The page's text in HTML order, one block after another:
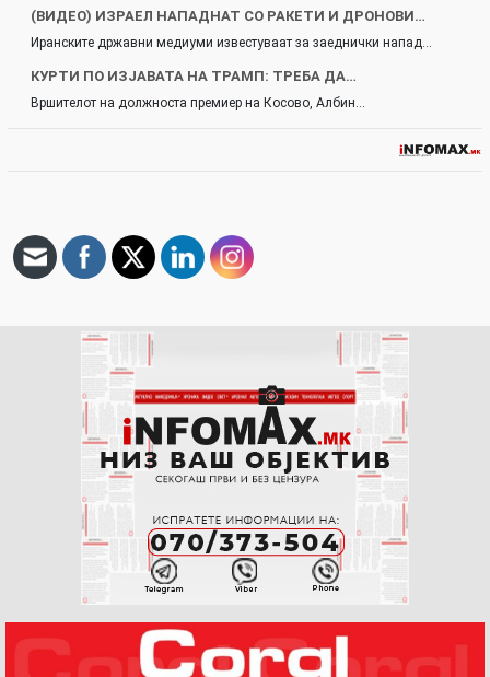
(ВИДЕО) ИЗРАЕЛ НАПАДНАТ СО РАКЕТИ И ДРОНОВИ…
Иранските државни медиуми известуваат за заеднички напад…
КУРТИ ПО ИЗЈАВАТА НА ТРАМП: ТРЕБА ДА…
Вршителот на должноста премиер на Косово, Албин…